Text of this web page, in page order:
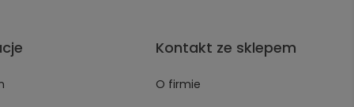
Kontakt ze sklepem
O firmie